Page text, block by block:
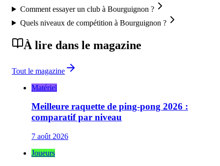
Comment essayer un club à Bourguignon ?
Quels niveaux de compétition à Bourguignon ?
À lire dans le magazine
Tout le magazine
Matériel
Meilleure raquette de ping-pong 2026 :
comparatif par niveau
7 août 2026
Joueurs